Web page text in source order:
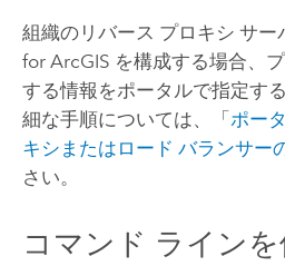
組織のリバース プロキシ サー
for ArcGIS を構成する場合、
する情報をポータルで指定す
細な手順については、「 ポー
キシまたはロード バランサー
さい。
コマンド ライン